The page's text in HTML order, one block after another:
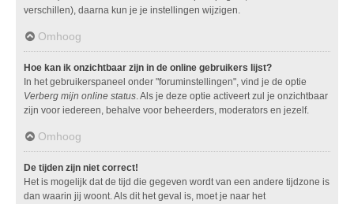
verschillen), daarna kun je je instellingen wijzigen.
Omhoog
Hoe kan ik onzichtbaar zijn in de online gebruikers lijst?
In het gebruikerspaneel onder "foruminstellingen", vind je de optie
Verberg mijn online status. Als je deze optie activeert zul je onzichtbaar
zijn voor iedereen, behalve voor beheerders, moderators en jezelf.
Omhoog
De tijden zijn niet correct!
Het is mogelijk dat de tijd die gegeven wordt van een andere tijdzone is
dan waarin jij woont. Als dit het geval is, moet je naar het